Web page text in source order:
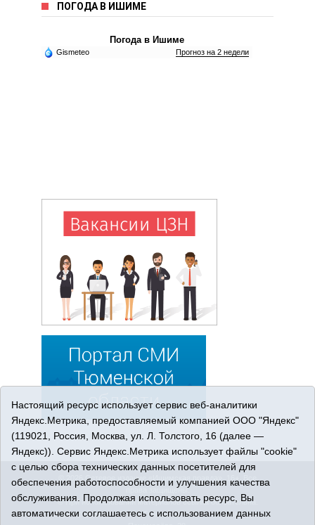
ПОГОДА В ИШИМЕ
Погода в Ишиме
Gismeteo Прогноз на 2 недели
© 2026 Сетевое издание «Ишимская правда». 16+. Все
права защищены.
© При использовании материалов ссылка обязательна.
Адрес редакции: 627750 Тюменская область, г. Ишим, ул.
Настоящий ресурс использует сервис веб-аналитики
Яндекс.Метрика, предоставляемый компанией ООО "Яндекс"
(119021, Россия, Москва, ул. Л. Толстого, 16 (далее —
Яндекс)). Сервис Яндекс.Метрика использует файлы "cookie"
с целью сбора технических данных посетителей для
обеспечения работоспособности и улучшения качества
обслуживания. Продолжая использовать ресурс, Вы
автоматически соглашаетесь с использованием данных